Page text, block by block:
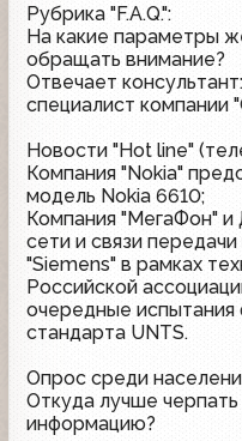
Рубрика "F.A.Q.":
На какие параметры
обращать внимание?
Отвечает
специалист компании
Новости "Hot line"
Компания "Nokia"
модель Nokia 6610;
Компания "МегаФон"
сети и связи
"Siemens" в рамках
Российской
очередные
стандарта UNTS.
Опрос среди
Откуда лучше
информацию?